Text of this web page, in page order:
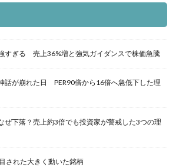
すぎる 売上36%増と強気ガイダンスで株価急騰
話が崩れた日 PER90倍から16倍へ急低下した理
ぜ下落？売上約3倍でも投資家が警戒した3つの理
された大きく動いた銘柄